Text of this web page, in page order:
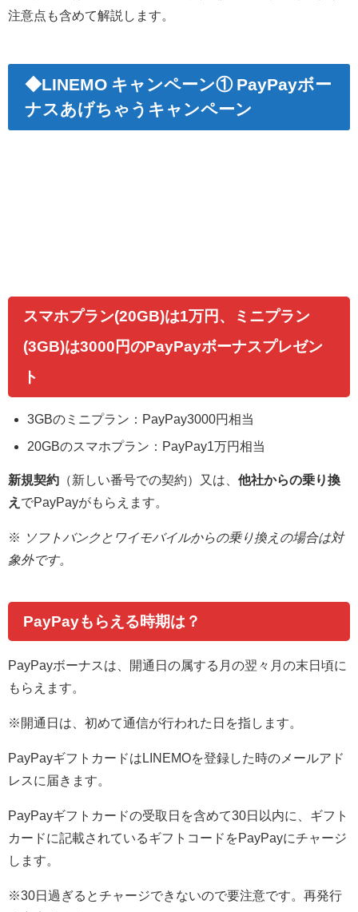
注意点も含めて解説します。
◆LINEMO キャンペーン① PayPayボー
ナスあげちゃうキャンペーン
スマホプラン(20GB)は1万円、ミニプラン
(3GB)は3000円のPayPayボーナスプレゼン
ト
3GBのミニプラン：PayPay3000円相当
20GBのスマホプラン：PayPay1万円相当
新規契約 （新しい番号での契約）又は、 他社からの乗り換
え でPayPayがもらえます。
※
ソフトバンクとワイモバイルからの乗り換えの場合は対
象外です。
PayPayもらえる時期は？
PayPayボーナスは、 開通日の属する月の翌々月の末日頃に
もらえます。
※開通日は、初めて通信が行われた日を指します。
PayPayギフトカードはLINEMOを登録した時のメールアド
レスに届きます。
PayPayギフトカードの受取日を含めて30日以内に、ギフト
カードに記載されているギフトコードをPayPayにチャージ
します。
※30日過ぎるとチャージできないので要注意です。再発行